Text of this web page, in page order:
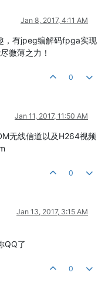
Jan 8, 2017, 4:11 AM
，有jpeg编解码fpga实现
微薄之力！
0
Jan 11, 2017, 11:50 AM
无线信道以及H264视频
0
Jan 13, 2017, 3:15 AM
QQ了
0